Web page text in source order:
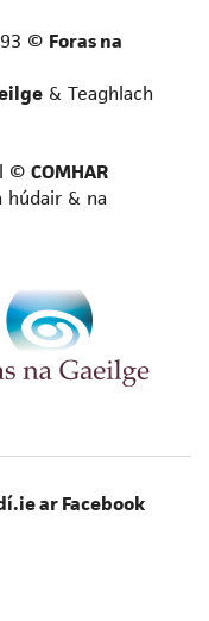
© Foras na
& Teaghlach
© COMHAR
húdair & na
ar Facebook